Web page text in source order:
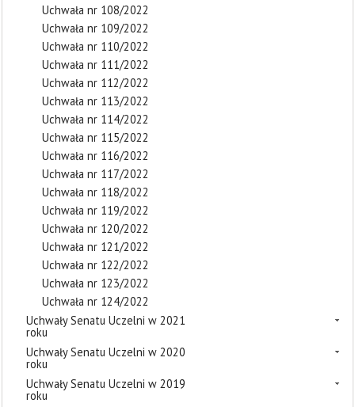
Uchwała nr 108/2022
Uchwała nr 109/2022
Uchwała nr 110/2022
Uchwała nr 111/2022
Uchwała nr 112/2022
Uchwała nr 113/2022
Uchwała nr 114/2022
Uchwała nr 115/2022
Uchwała nr 116/2022
Uchwała nr 117/2022
Uchwała nr 118/2022
Uchwała nr 119/2022
Uchwała nr 120/2022
Uchwała nr 121/2022
Uchwała nr 122/2022
Uchwała nr 123/2022
Uchwała nr 124/2022
Uchwały Senatu Uczelni w 2021
roku
Uchwały Senatu Uczelni w 2020
roku
Uchwały Senatu Uczelni w 2019
roku